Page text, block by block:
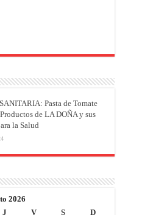
Pasta de Tomate
de LA DOÑA y sus
la Salud
2026
J V S D